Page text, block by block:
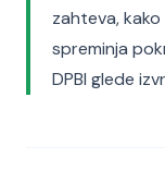
zahteva,
spreminja
DPBI glede